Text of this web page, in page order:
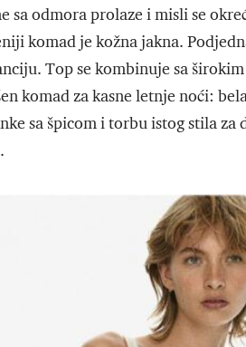
sa odmora prolaze i misli se
komad je kožna jakna.
Top se kombinuje sa
komad za kasne letnje noći:
sa špicom i torbu istog stila za